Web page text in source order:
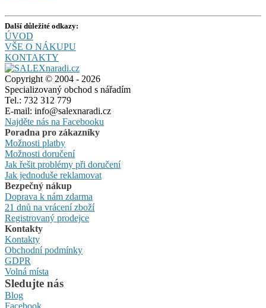
Další důležité odkazy:
ÚVOD
VŠE O NÁKUPU
KONTAKTY
Copyright © 2004 - 2026
Specializovaný obchod s nářadím
Tel.: 732 312 779
E-mail: info@salexnaradi.cz
Najděte nás na Facebooku
Poradna pro zákazníky
Možnosti platby
Možnosti doručení
Jak řešit problémy při doručení
Jak jednoduše reklamovat
Bezpečný nákup
Doprava k nám zdarma
21 dnů na vrácení zboží
Registrovaný prodejce
Kontakty
Kontakty
Obchodní podmínky
GDPR
Volná místa
Sledujte nás
Blog
Facebook